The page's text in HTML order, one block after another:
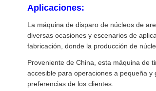
Aplicaciones:
La máquina de disparo de núcleos de
diversas ocasiones y escenarios de
fabricación, donde la producción de
Proveniente de China, esta máquina de
accesible para operaciones a pequeña
preferencias de los clientes.